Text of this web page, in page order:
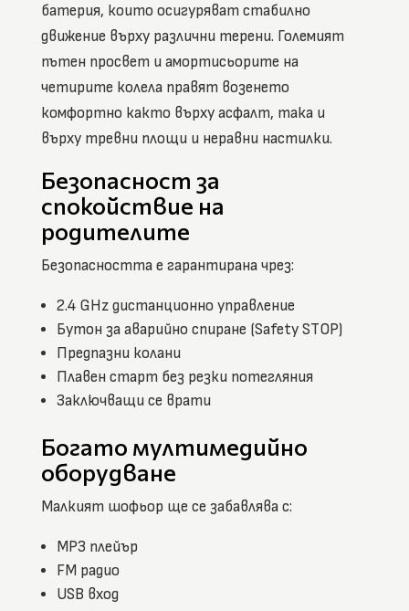
батерия, които осигуряват стабилно
движение върху различни терени. Големият
пътен просвет и амортисьорите на
четирите колела правят возенето
комфортно както върху асфалт, така и
върху тревни площи и неравни настилки.
Безопасност за
спокойствие на
родителите
Безопасността е гарантирана чрез:
2.4 GHz дистанционно управление
Бутон за аварийно спиране (Safety STOP)
Предпазни колани
Плавен старт без резки потегляния
Заключващи се врати
Богато мултимедийно
оборудване
Малкият шофьор ще се забавлява с:
MP3 плейър
FM радио
USB вход